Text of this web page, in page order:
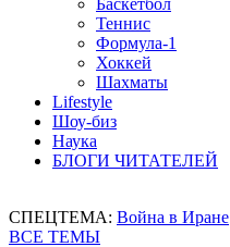
Баскетбол
Теннис
Формула-1
Хоккей
Шахматы
Lifestyle
Шоу-биз
Наука
БЛОГИ ЧИТАТЕЛЕЙ
СПЕЦТЕМА: Война в Иране
ВСЕ ТЕМЫ